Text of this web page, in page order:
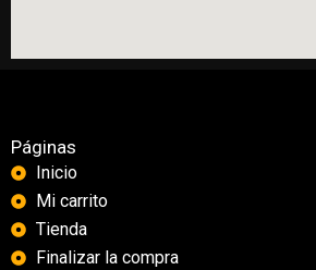
Páginas
Inicio
Mi carrito
Tienda
Finalizar la compra